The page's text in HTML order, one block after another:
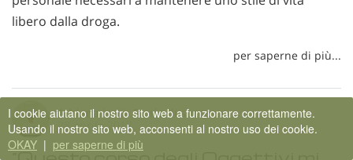
libero dalla droga.
per saperne di più...
AdrianaNellaStoria di successo
28 aprile 2017
I cookie aiutano il nostro sito web a funzionare correttamente.
Usando il nostro sito web, acconsenti al nostro uso dei cookie.
OKAY | per saperne di più